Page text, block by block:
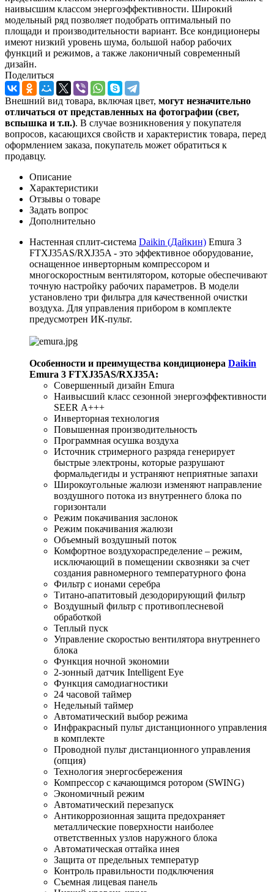
наивысшим классом энергоэффективности. Широкий
модельный ряд позволяет подобрать оптимальный по
площади и производительности вариант. Все кондиционеры
имеют низкий уровень шума, большой набор рабочих
функций и режимов, а также лаконичный современный
дизайн.
Поделиться
Внешний вид товара, включая цвет, могут незначительно
отличаться от представленных на фотографии (свет,
вспышка и т.п.). В случае возникновения у покупателя
вопросов, касающихся свойств и характеристик товара, перед
оформлением заказа, покупатель может обратиться к
продавцу.
Описание
Характеристики
Отзывы о товаре
Задать вопрос
Дополнительно
Настенная сплит-система Daikin (Дайкин) Emura 3
FTXJ35AS/RXJ35A - это эффективное оборудование,
оснащенное инверторным компрессором и
многоскоростным вентилятором, которые обеспечивают
точную настройку рабочих параметров. В модели
установлено три фильтра для качественной очистки
воздуха. Для управления прибором в комплекте
предусмотрен ИК-пульт.
Особенности и преимущества кондиционера Daikin
Emura 3 FTXJ35AS/RXJ35A:
Совершенный дизайн Emura
Наивысший класс сезонной энергоэффективности
SEER А+++
Инверторная технология
Повышенная производительность
Программная осушка воздуха
Источник стримерного разряда генерирует
быстрые электроны, которые разрушают
формальдегиды и устраняют неприятные запахи
Широкоугольные жалюзи изменяют направление
воздушного потока из внутреннего блока по
горизонтали
Режим покачивания заслонок
Режим покачивания жалюзи
Объемный воздушный поток
Комфортное воздухораспределение – режим,
исключающий в помещении сквозняки за счет
создания равномерного температурного фона
Фильтр с ионами серебра
Титано-апатитовый дезодорирующий фильтр
Воздушный фильтр с противоплесневой
обработкой
Теплый пуск
Управление скоростью вентилятора внутреннего
блока
Функция ночной экономии
2-зонный датчик Intelligent Eye
Функция самодиагностики
24 часовой таймер
Недельный таймер
Автоматический выбор режима
Инфракрасный пульт дистанционного управления
в комплекте
Проводной пульт дистанционного управления
(опция)
Технология энергосбережения
Компрессор с качающимся ротором (SWING)
Экономичный режим
Автоматический перезапуск
Антикоррозионная защита предохраняет
металлические поверхности наиболее
ответственных узлов наружного блока
Автоматическая оттайка инея
Защита от предельных температур
Контроль правильности подключения
Съемная лицевая панель